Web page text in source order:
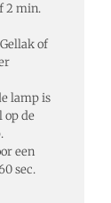
2 min.
of
lamp is
op de
een
sec.